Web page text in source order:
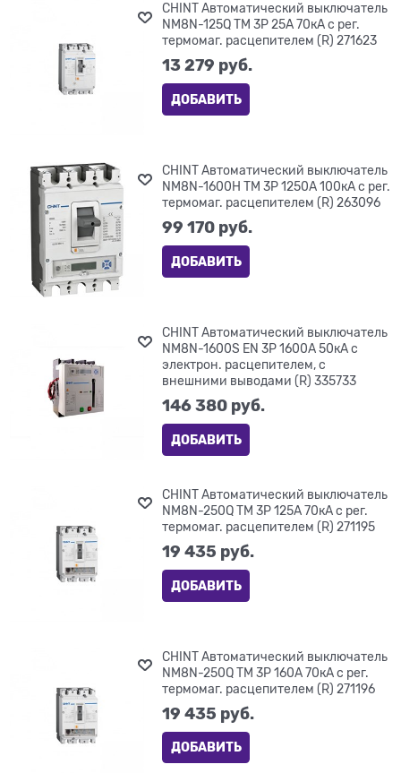
CHINT Автоматический выключатель
NM8N-125Q TM 3P 25А 70кА с рег.
термомаг. расцепителем (R) 271623
13 279 руб.
ДОБАВИТЬ
CHINT Автоматический выключатель
NM8N-1600H TM 3P 1250А 100кА с рег.
термомаг. расцепителем (R) 263096
99 170 руб.
ДОБАВИТЬ
CHINT Автоматический выключатель
NM8N-1600S EN 3P 1600А 50кА с
электрон. расцепителем, с
внешними выводами (R) 335733
146 380 руб.
ДОБАВИТЬ
CHINT Автоматический выключатель
NM8N-250Q TM 3P 125А 70кА с рег.
термомаг. расцепителем (R) 271195
19 435 руб.
ДОБАВИТЬ
CHINT Автоматический выключатель
NM8N-250Q TM 3P 160А 70кА с рег.
термомаг. расцепителем (R) 271196
19 435 руб.
ДОБАВИТЬ